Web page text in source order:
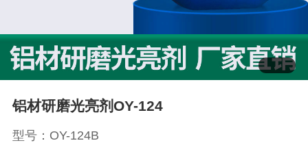
铝材研磨光亮剂OY-124
型号：OY-124B